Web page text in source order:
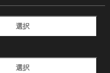
選択
選択